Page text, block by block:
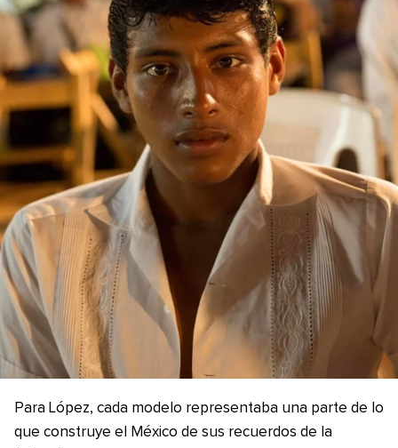
Para López, cada modelo representaba una parte de lo
que construye el México de sus recuerdos de la